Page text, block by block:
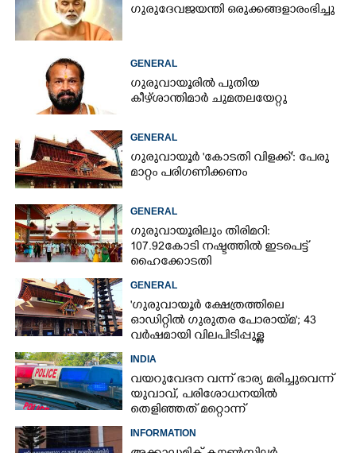
ഗുരുദേവജയന്തി ഒരുക്കങ്ങളാരംഭിച്ചു
GENERAL
ഗുരുവായൂരിൽ പുതിയ
കീഴ്ശാന്തിമാർ ചുമതലയേറ്റു
GENERAL
ഗുരുവായൂർ 'കോടതി വിളക്ക്': പേരു
മാറ്റം പരിഗണിക്കണം
GENERAL
ഗുരുവായൂരിലും തിരിമറി:
107.92 കോടി നഷ്ടത്തിൽ ഇടപെട്ട്
ഹൈക്കോടതി
GENERAL
'ഗുരുവായൂർ ക്ഷേത്രത്തിലെ
ഓഡിറ്റിൽ ഗുരുതര പോരായ്മ'; 43
വർഷമായി വിലപിടിപ്പുള്ള
നടത്തിയിട്ടില്ലെന്ന് ഹൈക്കോടതി
INDIA
വയറുവേദന വന്ന് ഭാര്യ മരിച്ചുവെന്ന്
യുവാവ്,​ പരിശോധനയിൽ
തെളിഞ്ഞത് മറ്റൊന്ന്
INFORMATION